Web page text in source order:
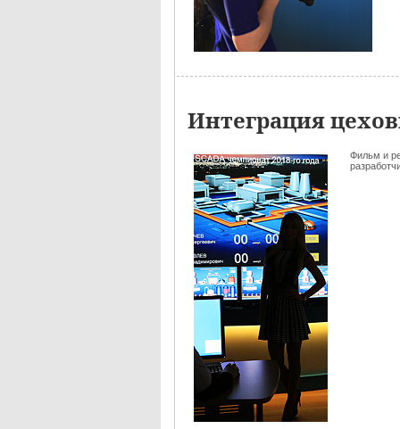
Интеграция
Фильм и